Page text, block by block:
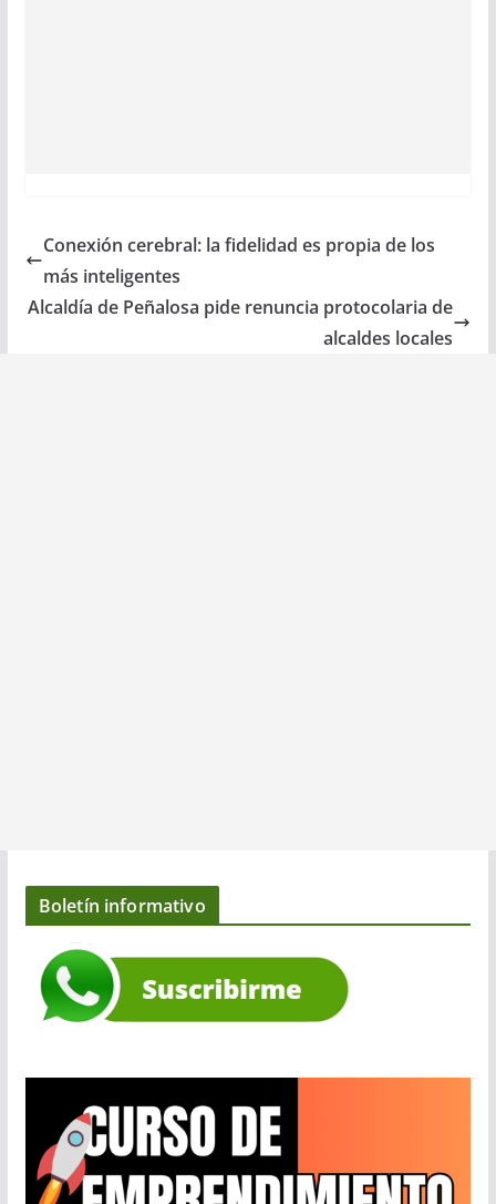
Conexión cerebral: la fidelidad es propia de los
más inteligentes
Alcaldía de Peñalosa pide renuncia protocolaria de
alcaldes locales
Boletín informativo